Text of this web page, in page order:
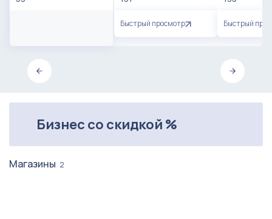
Быстрый просмотр Быстрый
Бизнес со скидкой %
Магазины 2